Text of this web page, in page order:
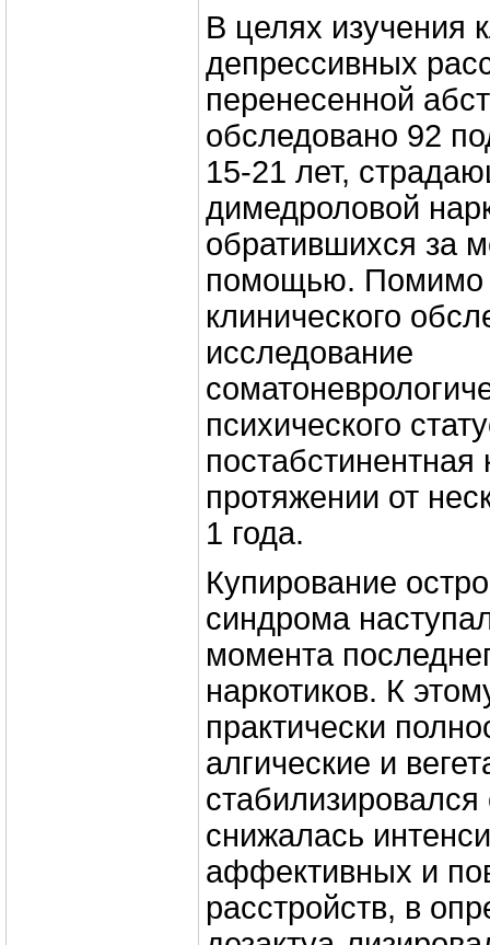
В целях изучения
депрессивных
перенесенной
обследовано 92
15-21 лет,
димедроловой
обратившихся за
помощью. Помимо
клинического
исследование
психического
постабстинентная
протяжении от
1 года.
Купирование
синдрома
момента
наркотиков. К
практически
алгические и
стабилизировался
снижалась
аффективных и
расстройств, в